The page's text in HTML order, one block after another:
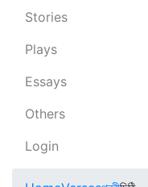
Stories
Plays
Essays
Others
Login